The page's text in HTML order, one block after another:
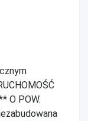
O POW.